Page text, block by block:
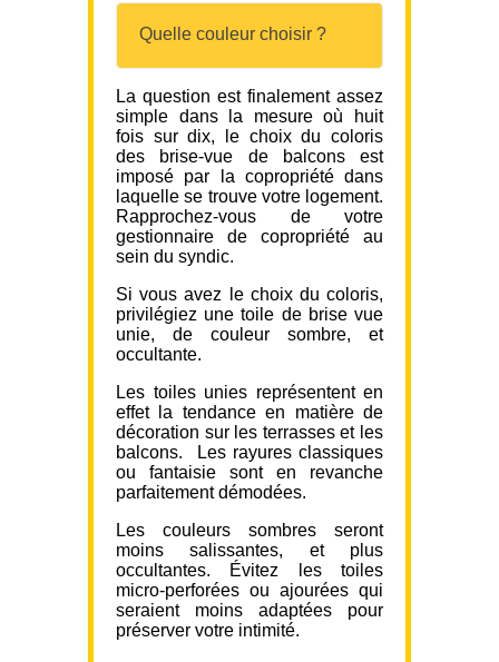
Quelle couleur choisir ?
La question est finalement assez
simple dans la mesure où huit
fois sur dix, le choix du coloris
des brise-vue de balcons est
imposé par la copropriété dans
laquelle se trouve votre logement.
Rapprochez-vous de votre
gestionnaire de copropriété au
sein du syndic.
Si vous avez le choix du coloris,
privilégiez une toile de brise vue
unie, de couleur sombre, et
occultante.
Les toiles unies représentent en
effet la tendance en matière de
décoration sur les terrasses et les
balcons. Les rayures classiques
ou fantaisie sont en revanche
parfaitement démodées.
Les couleurs sombres seront
moins salissantes, et plus
occultantes. Évitez les toiles
micro-perforées ou ajourées qui
seraient moins adaptées pour
préserver votre intimité.